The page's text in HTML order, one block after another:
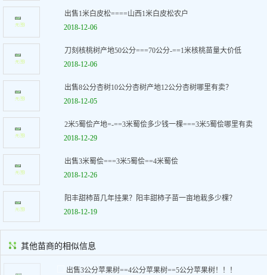
出售1米白皮松====山西1米白皮松农户
2018-12-06
刀刻核桃树产地50公分===70公分-==1米核桃苗量大价低
2018-12-06
出售8公分杏树10公分杏树产地12公分杏树哪里有卖？
2018-12-05
2米5蜀侩产地=-==3米蜀侩多少钱一棵===3米5蜀侩哪里有卖
2018-12-29
出售3米蜀侩===3米5蜀侩==4米蜀侩
2018-12-26
阳丰甜柿苗几年挂果？阳丰甜柿子苗一亩地栽多少棵？
2018-12-19
其他苗商的相似信息
出售3公分苹果树==4公分苹果树==5公分苹果树！！！